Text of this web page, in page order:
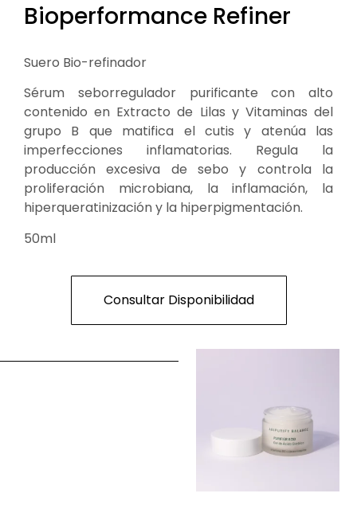
Bioperformance Refiner
Suero Bio-refinador
Sérum seborregulador purificante con alto
contenido en Extracto de Lilas y Vitaminas del
grupo B que matifica el cutis y atenúa las
imperfecciones inflamatorias. Regula la
producción excesiva de sebo y controla la
proliferación microbiana, la inflamación, la
hiperqueratinización y la hiperpigmentación.
50ml
Consultar Disponibilidad